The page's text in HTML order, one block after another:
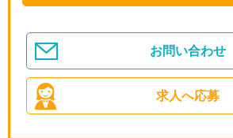
お問い合わせ
求人へ応募